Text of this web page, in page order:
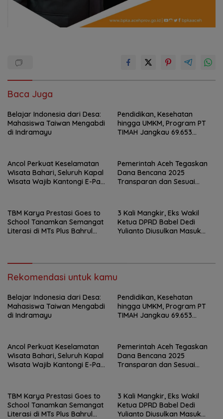
Baca Juga
Belajar Indonesia dari Desa:
Mahasiswa Taiwan Mengabdi
di Indramayu
Pendidikan, Kesehatan
hingga UMKM, Program PT
TIMAH Jangkau 69.653
Ancol Perkuat Keselamatan
Wisata Bahari, Seluruh Kapal
Wisata Wajib Kantongi E-Pas
Pemerintah Aceh Tegaskan
Dana Bencana 2025
Transparan dan Sesuai
TBM Karya Prestasi Goes to
School Tanamkan Semangat
Literasi di MTs Plus Bahrul
3 Kali Mangkir, Eks Wakil
Ketua DPRD Babel Dedi
Yulianto Diusulkan Masuk
Rekomendasi untuk kamu
Belajar Indonesia dari Desa:
Mahasiswa Taiwan Mengabdi
di Indramayu
Pendidikan, Kesehatan
hingga UMKM, Program PT
TIMAH Jangkau 69.653
Ancol Perkuat Keselamatan
Wisata Bahari, Seluruh Kapal
Wisata Wajib Kantongi E-Pas
Pemerintah Aceh Tegaskan
Dana Bencana 2025
Transparan dan Sesuai
TBM Karya Prestasi Goes to
School Tanamkan Semangat
Literasi di MTs Plus Bahrul
3 Kali Mangkir, Eks Wakil
Ketua DPRD Babel Dedi
Yulianto Diusulkan Masuk